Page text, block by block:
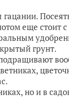
еще стоит
грунт.
но и в